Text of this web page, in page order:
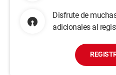
Disfrute de
adicionales al